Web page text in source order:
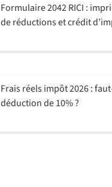
Formulaire 2042 RICI :
de réductions et crédit
Frais réels impôt 2026 :
déduction de 10% ?